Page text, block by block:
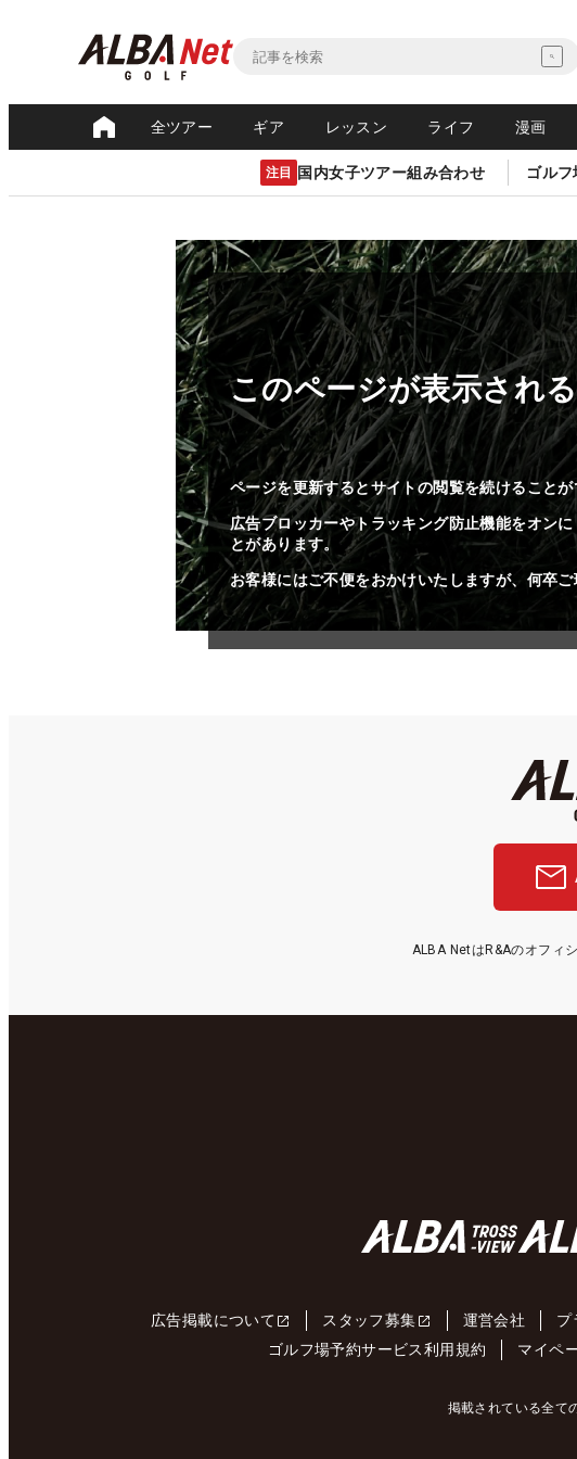
全ツアー ギア レッスン ライフ 漫画
注目 国内女子ツアー組み合わせ ゴル
このページが表示され
ページを更新するとサイトの閲覧を続けることが
広告ブロッカーやトラッキング防止機能をオン
とがあります。
お客様にはご不便をおかけいたしますが、何卒
ALBA NetはR&Aのオフィ
広告掲載について スタッフ募集 運営会社 プ
ゴルフ場予約サービス利用規約
マイペ
掲載されている全て